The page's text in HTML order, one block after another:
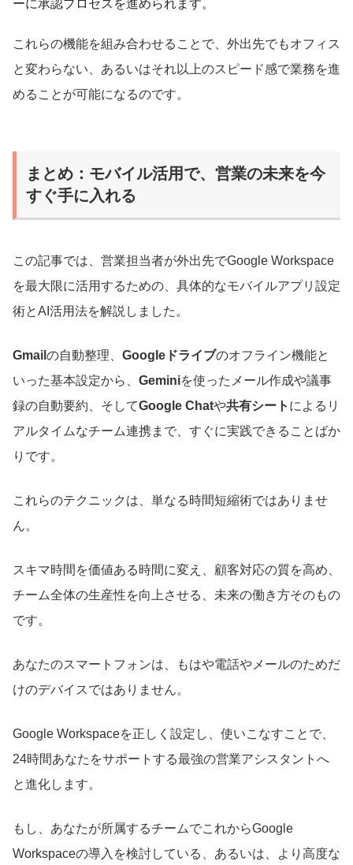
ーに承認プロセスを進められます。
これらの機能を組み合わせることで、外出先でもオフィス
と変わらない、あるいはそれ以上のスピード感で業務を進
めることが可能になるのです。
まとめ：モバイル活用で、営業の未来を今
すぐ手に入れる
この記事では、営業担当者が外出先でGoogle Workspace
を最大限に活用するための、具体的なモバイルアプリ設定
術とAI活用法を解説しました。
Gmail の自動整理、 Googleドライブのオフライン機能と
いった基本設定から、 Geminiを使ったメール作成や議事
録の自動要約、そしてGoogle Chatや共有シート によるリ
アルタイムなチーム連携まで、すぐに実践できることばか
りです。
これらのテクニックは、単なる時間短縮術ではありませ
ん。
スキマ時間を価値ある時間に変え、顧客対応の質を高め、
チーム全体の生産性を向上させる、未来の働き方そのもの
です。
あなたのスマートフォンは、もはや電話やメールのためだ
けのデバイスではありません。
Google Workspaceを正しく設定し、使いこなすことで、
24時間あなたをサポートする最強の営業アシスタントへ
と進化します。
もし、あなたが所属するチームでこれからGoogle
Workspaceの導入を検討している、あるいは、より高度な